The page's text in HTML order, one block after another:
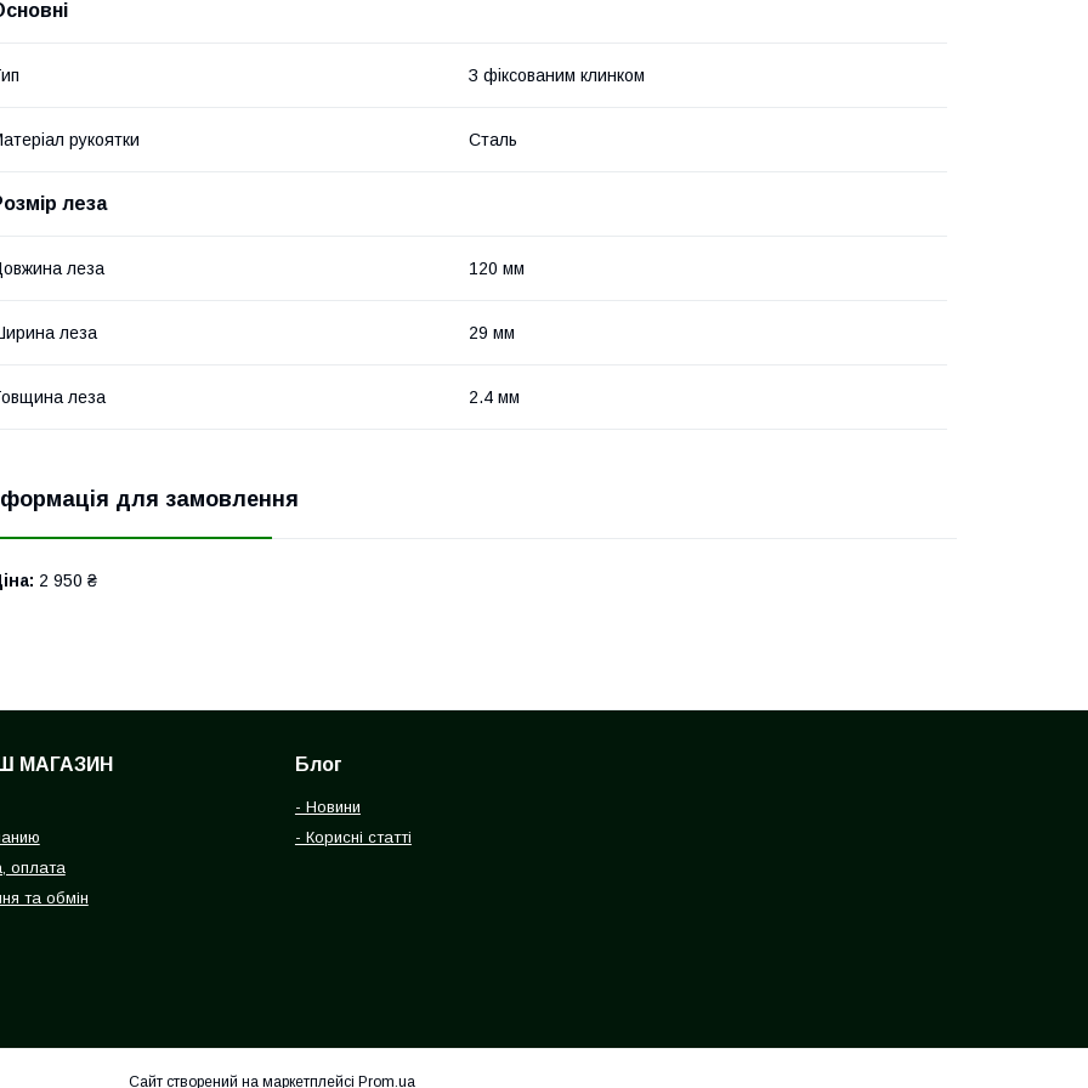
З фіксованим клинком
рукоятки Сталь
леза
леза 120 мм
леза 29 мм
леза 2.4 мм
для замовлення
2 950 ₴
МАГАЗИН
оплата
та обмін
Блог
- Новини
- Корисні статті
Сайт створений на маркетплейсі Prom.ua